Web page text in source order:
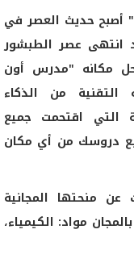
أصبح حديث العصر في
انتهى عصر الطبشور
مكانه "مدرس أون
من الذكاء
التي اقتحمت جميع
دروسك من أي مكان
عن منحتها المجانية
مواد: الكيمياء،